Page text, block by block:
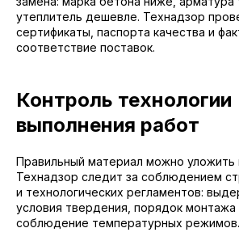
утеплитель дешевле. Технадзор
сертификаты, паспорта качества и
соответствие поставок.
Контроль технологии
выполнения работ
Правильный материал можно уложить
Технадзор следит за соблюдением
и технологических регламентов:
условия твердения, порядок монтажа
соблюдение температурных режимов.